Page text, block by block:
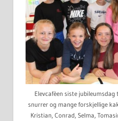
Elevcafèen siste
snurrer og mange forskjellige
Kristian, Conrad, Selma,